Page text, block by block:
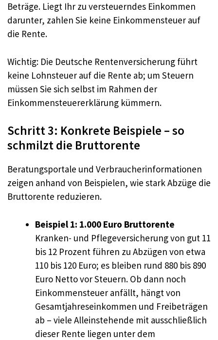
Beträge. Liegt Ihr zu versteuerndes Einkommen
darunter, zahlen Sie keine Einkommensteuer auf
die Rente.
Wichtig: Die Deutsche Rentenversicherung führt
keine Lohnsteuer auf die Rente ab; um Steuern
müssen Sie sich selbst im Rahmen der
Einkommensteuererklärung kümmern.
Schritt 3: Konkrete Beispiele – so
schmilzt die Bruttorente
Beratungsportale und Verbraucherinformationen
zeigen anhand von Beispielen, wie stark Abzüge die
Bruttorente reduzieren.
Beispiel 1: 1.000 Euro Bruttorente
Kranken- und Pflegeversicherung von gut 11
bis 12 Prozent führen zu Abzügen von etwa
110 bis 120 Euro; es bleiben rund 880 bis 890
Euro Netto vor Steuern. Ob dann noch
Einkommensteuer anfällt, hängt von
Gesamtjahreseinkommen und Freibeträgen
ab – viele Alleinstehende mit ausschließlich
dieser Rente liegen unter dem